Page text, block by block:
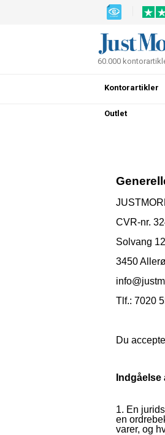
CVR-nr.
Solvang 12
3450
Tlf.: 7020
Du
Indgåelse
1. En
en
varer, og
60.000
Kontorartikler
Outlet